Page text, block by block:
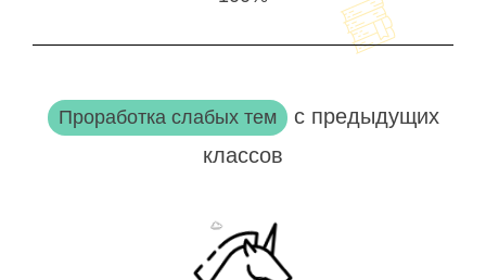
Проработка слабых тем с предыдущих
классов